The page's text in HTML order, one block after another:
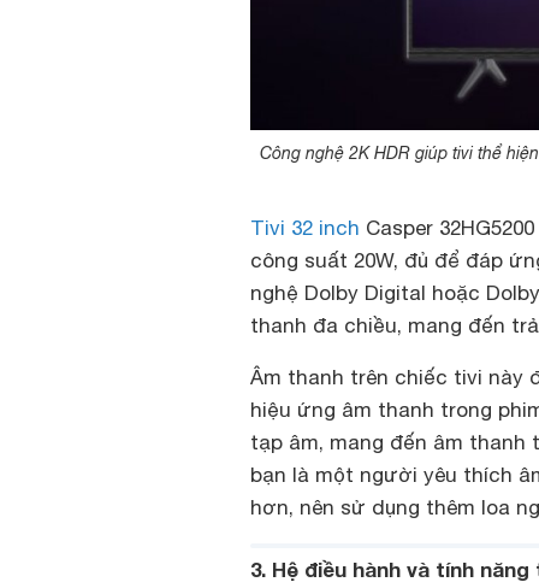
Công nghệ 2K HDR giúp tivi thể
Tivi 32 inch Casper
công suất 20W, đủ để đáp
nghệ Dolby Digital hoặc
thanh đa chiều, mang đến
Âm thanh trên chiếc tivi này
hiệu ứng âm thanh trong
tạp âm, mang đến âm thanh
bạn là một người yêu thích
hơn, nên sử dụng thêm loa
3. Hệ điều hành và tính